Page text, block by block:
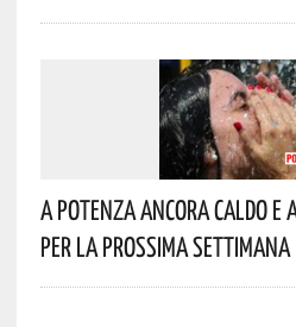
A Potenza Ancora Caldo E
Per La Prossima Settimana